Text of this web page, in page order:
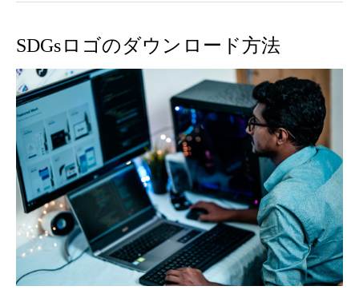
SDGsロゴのダウンロード方法